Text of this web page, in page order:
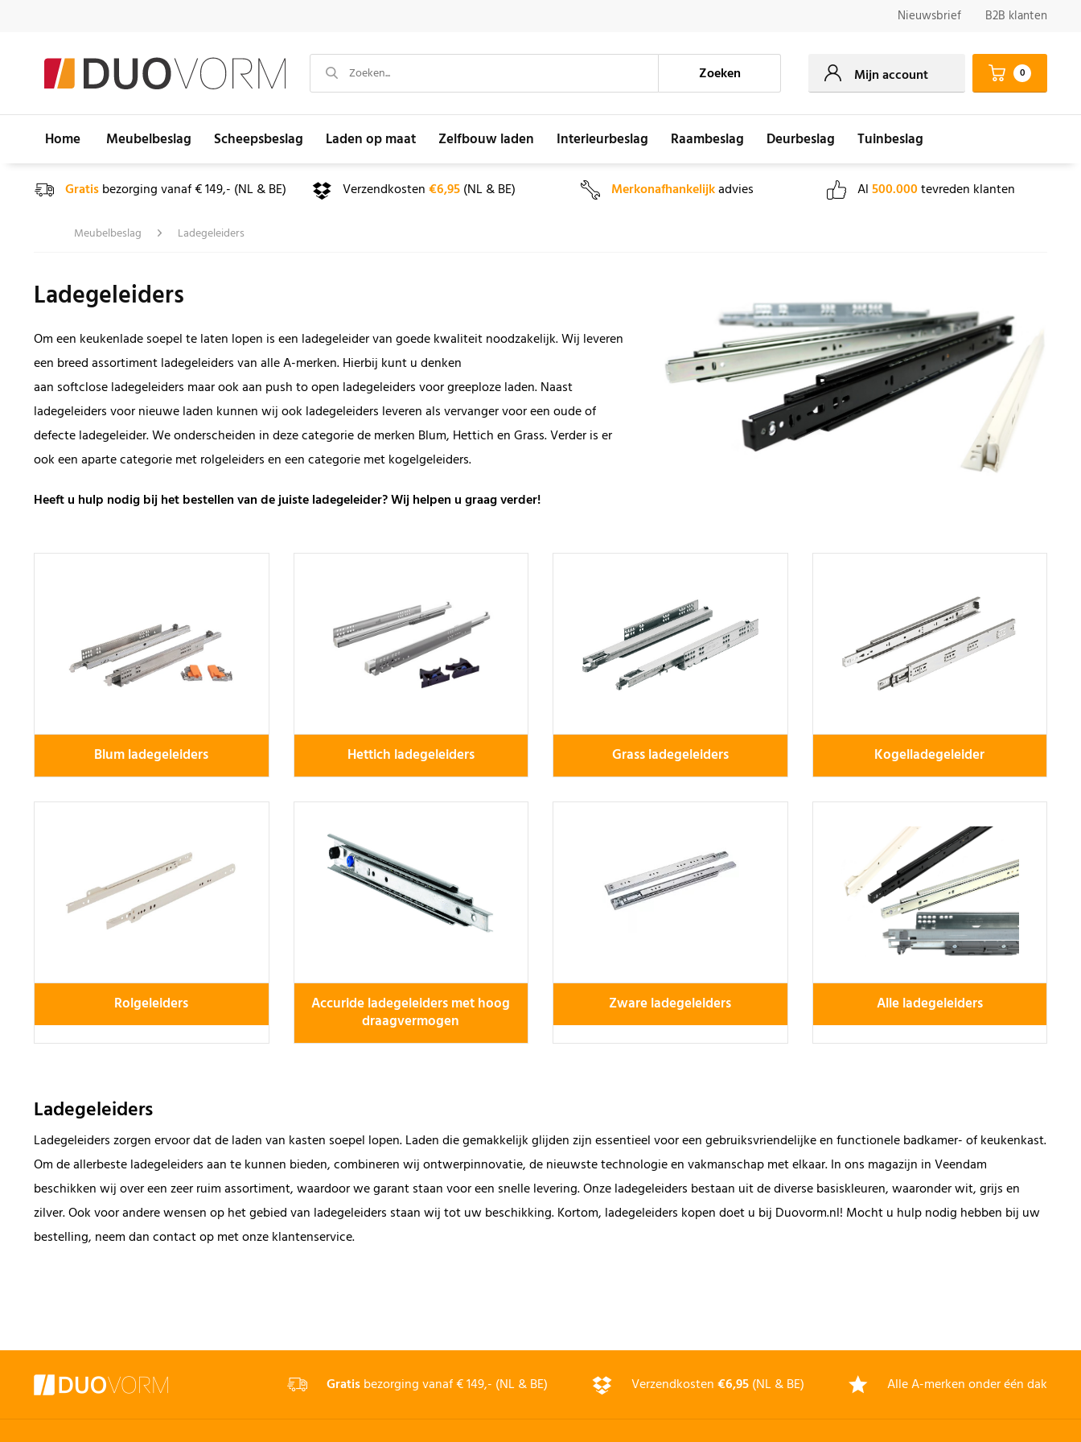
Nieuwsbrief B2B klanten
Zoeken Mijn account 0
Home Meubelbeslag Scheepsbeslag Laden op maat Zelfbouw laden Interieurbeslag Raambeslag Deurbeslag Tuinbeslag
Gratisbezorging vanaf € 149,- (NL & BE) Verzendkosten€6,95(NL & BE) Merkonafhankelijkadvies Al500.000tevreden klanten
Meubelbeslag Ladegeleiders
Ladegeleiders
Om een keukenlade soepel te laten lopen is een ladegeleider van goede kwaliteit noodzakelijk. Wij leveren
een breed assortiment ladegeleiders van alle A-merken. Hierbij kunt u denken
aan softclose ladegeleiders maar ook aan push to open ladegeleiders voor greeploze laden. Naast
ladegeleiders voor nieuwe laden kunnen wij ook ladegeleiders leveren als vervanger voor een oude of
defecte ladegeleider. We onderscheiden in deze categorie de merken Blum, Hettich en Grass. Verder is er
ook een aparte categorie met rolgeleiders en een categorie met kogelgeleiders.
Heeft u hulp nodig bij het bestellen van de juiste ladegeleider? Wij helpen u graag verder!
Blum ladegeleiders Hettich ladegeleiders Grass ladegeleiders Kogelladegeleider
Rolgeleiders
Accuride ladegeleiders met hoog
draagvermogen
Zware ladegeleiders Alle ladegeleiders
Ladegeleiders
Ladegeleiders zorgen ervoor dat de laden van kasten soepel lopen. Laden die gemakkelijk glijden zijn essentieel voor een gebruiksvriendelijke en functionele badkamer- of keukenkast.
Om de allerbeste ladegeleiders aan te kunnen bieden, combineren wij ontwerpinnovatie, de nieuwste technologie en vakmanschap met elkaar. In ons magazijn in Veendam
beschikken wij over een zeer ruim assortiment, waardoor we garant staan voor een snelle levering. Onze ladegeleiders bestaan uit de diverse basiskleuren, waaronder wit, grijs en
zilver. Ook voor andere wensen op het gebied van ladegeleiders staan wij tot uw beschikking. Kortom, ladegeleiders kopen doet u bij Duovorm.nl! Mocht u hulp nodig hebben bij uw
bestelling, neem dan contact op met onze klantenservice.
Gratisbezorging vanaf € 149,- (NL & BE) Verzendkosten€6,95(NL & BE) Alle A-merken onder één dak